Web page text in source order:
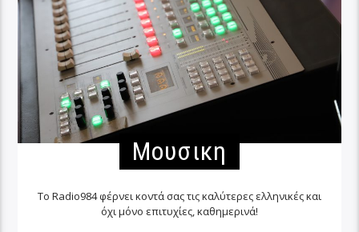
Μουσικη
Το Radio984 φέρνει κοντά σας τις καλύτερες ελληνικές και
όχι μόνο επιτυχίες, καθημερινά!